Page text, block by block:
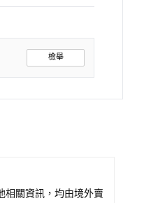
檢舉
相關資訊，均由境外賣